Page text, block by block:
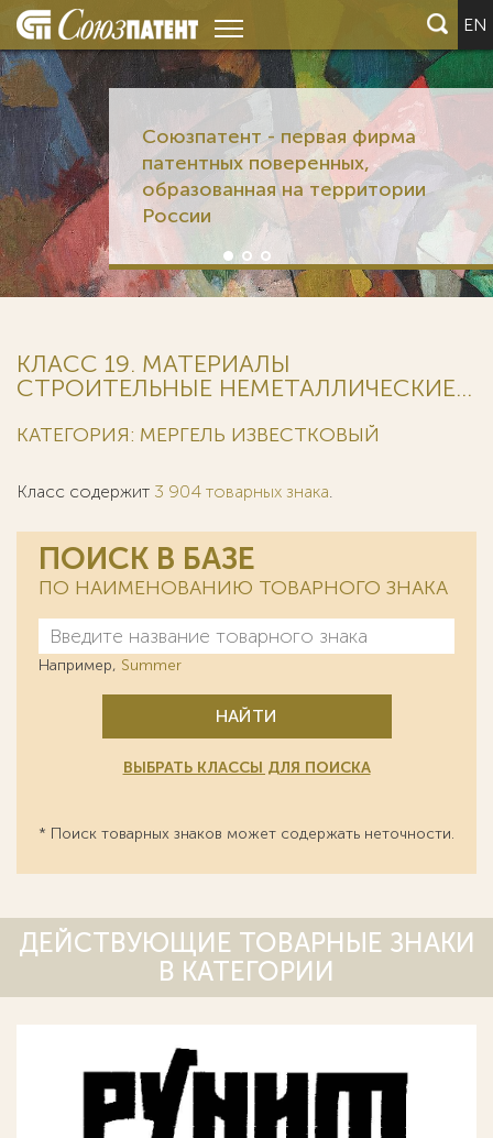
EN
Союзпатент - первая фирма
патентных поверенных,
образованная на территории
России
КЛАСС 19. МАТЕРИАЛЫ
СТРОИТЕЛЬНЫЕ НЕМЕТАЛЛИЧЕСКИЕ...
КАТЕГОРИЯ: МЕРГЕЛЬ ИЗВЕСТКОВЫЙ
Класс содержит 3 904 товарных знака.
ПОИСК В БАЗЕ
ПО НАИМЕНОВАНИЮ ТОВАРНОГО ЗНАКА
Например, Summer
НАЙТИ
ВЫБРАТЬ КЛАССЫ ДЛЯ ПОИСКА
* Поиск товарных знаков может содержать неточности.
ДЕЙСТВУЮЩИЕ ТОВАРНЫЕ ЗНАКИ
В КАТЕГОРИИ